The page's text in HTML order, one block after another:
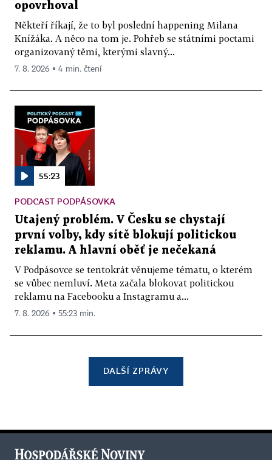
opovrhoval
Někteří říkají, že to byl poslední happening Milana
Knížáka. A něco na tom je. Pohřeb se státními poctami
organizovaný těmi, kterými slavný...
7. 8. 2026 ▪ 4 min. čtení
55:23
PODCAST PODPÁSOVKA
Utajený problém. V Česku se chystají
první volby, kdy sítě blokují politickou
reklamu. A hlavní oběť je nečekaná
V Podpásovce se tentokrát věnujeme tématu, o kterém
se vůbec nemluví. Meta začala blokovat politickou
reklamu na Facebooku a Instagramu a...
7. 8. 2026 ▪ 55:23 min.
DALŠÍ ZPRÁVY